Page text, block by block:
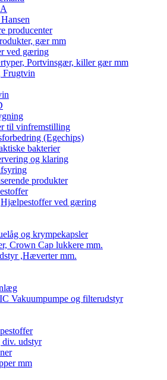
producenter
gær mm
ved gæring
Portvinsgær, killer gær mm
Frugtvin
til vinfremstilling
(Egechips)
bakterier
og klaring
produkter
Hjælpestoffer ved gæring
og krympekapsler
Crown Cap lukkere mm.
,Hæverter mm.
Vakuumpumpe og filterudstyr
udstyr
mm